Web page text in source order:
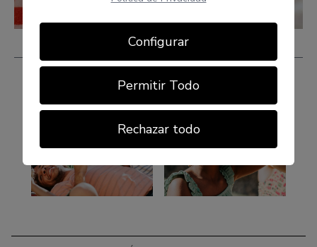
Configurar
Permitir Todo
Rechazar todo